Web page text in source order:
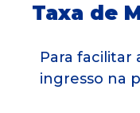
Taxa de
Para facilitar
ingresso na